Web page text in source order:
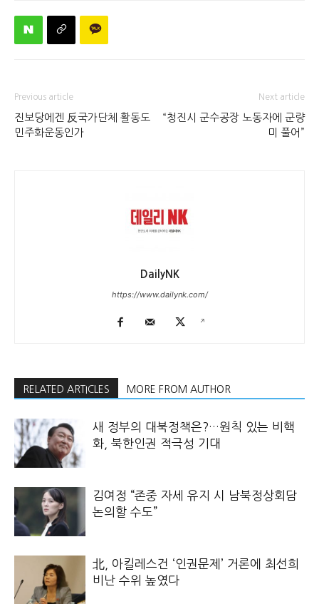
Previous article
진보당에겐 反국가단체 활동도
민주화운동인가
Next article
“청진시 군수공장 노동자에 군량
미 풀어”
DailyNK
https://www.dailynk.com/
RELATED ARTICLES MORE FROM AUTHOR
새 정부의 대북정책은?…원칙 있는 비핵
화, 북한인권 적극성 기대
김여정 “존중 자세 유지 시 남북정상회담
논의할 수도”
北, 아킬레스건 ‘인권문제’ 거론에 최선희
비난 수위 높였다